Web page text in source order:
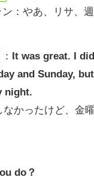
ン：やあ、リサ、
： It was great. I
and Sunday,
night.
かったけど、金
do？